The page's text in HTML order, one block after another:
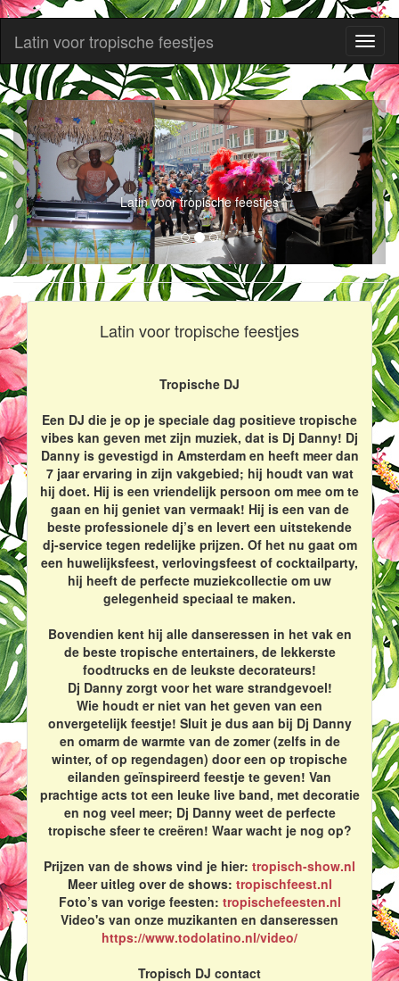
Latin voor tropische feestjes
Latin voor tropische feestjes
Latin voor tropische feestjes
Tropische DJ
Een DJ die je op je speciale dag positieve tropische
vibes kan geven met zijn muziek, dat is Dj Danny! Dj
Danny is gevestigd in Amsterdam en heeft meer dan
7 jaar ervaring in zijn vakgebied; hij houdt van wat
hij doet. Hij is een vriendelijk persoon om mee om te
gaan en hij geniet van vermaak! Hij is een van de
beste professionele dj’s en levert een uitstekende
dj-service tegen redelijke prijzen. Of het nu gaat om
een huwelijksfeest, verlovingsfeest of cocktailparty,
hij heeft de perfecte muziekcollectie om uw
gelegenheid speciaal te maken.
Bovendien kent hij alle danseressen in het vak en
de beste tropische entertainers, de lekkerste
foodtrucks en de leukste decorateurs!
Dj Danny zorgt voor het ware strandgevoel!
Wie houdt er niet van het geven van een
onvergetelijk feestje! Sluit je dus aan bij Dj Danny
en omarm de warmte van de zomer (zelfs in de
winter, of op regendagen) door een op tropische
eilanden geïnspireerd feestje te geven! Van
prachtige acts tot een leuke live band, met decoratie
en nog veel meer; Dj Danny weet de perfecte
tropische sfeer te creëren! Waar wacht je nog op?
Prijzen van de shows vind je hier: tropisch-show.nl
Meer uitleg over de shows: tropischfeest.nl
Foto’s van vorige feesten: tropischefeesten.nl
Video's van onze muzikanten en danseressen
https://www.todolatino.nl/video/
Tropisch DJ contact